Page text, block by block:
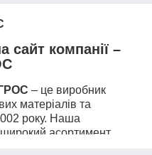
сайт компанії –
– це виробник
матеріалів та
року. Наша
асортимент